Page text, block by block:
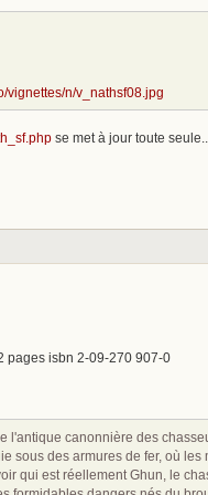
vignettes/n/v_nathsf08.jpg
se met à jour toute
pages isbn 2-09-270 907-0
l'antique canonnière des
sous des armures de fer, où les
qui est réellement Ghun, le